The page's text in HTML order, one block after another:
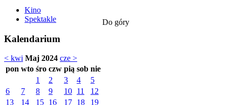
Kino
Spektakle
Kalendarium
< kwi Maj 2024 cze >
pon wto śro czw pią sob nie
1
2 3 4
5
6
7 8 9 10 11
12
13
14 15 16 17 18
19
Do góry